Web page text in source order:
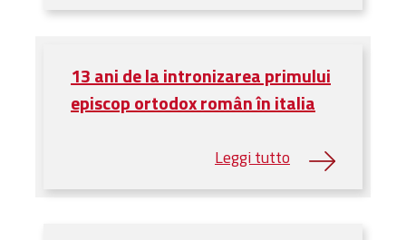
Biblioteca
Dalla vita
della”famiglia” della
13 ani de la intronizarea primului
episcop ortodox român în italia